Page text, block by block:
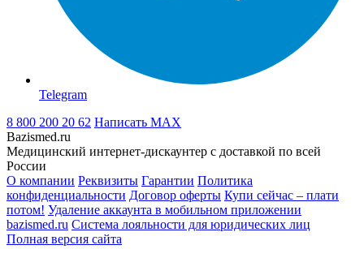
Telegram
8 800 200 20 62 Написать MAX
Bazismed.ru
Медицинский интернет-дискаунтер с доставкой по всей
России
О компании Реквизиты Гарантии Политика
конфиденциальности Договор оферты Купи сейчас – плати
потом! Удаление аккаунта в мобильном приложении
bazismed.ru Система лояльности для юридических лиц
Полная версия сайта